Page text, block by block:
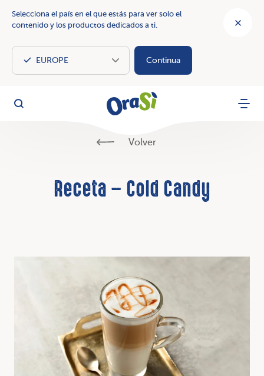
Selecciona el país en el que estás para ver solo el
contenido y los productos dedicados a ti.
Continua
OraSì
Busca Menu
Volver
Receta – Cold Candy